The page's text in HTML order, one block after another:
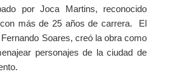
por Joca Martins, reconocido
más de 25 años de carrera. El
Soares, creó la obra como
personajes de la ciudad de